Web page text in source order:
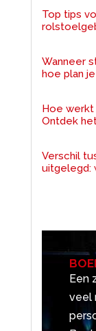
Top tips
Wanneer
hoe plan
Hoe werkt
Ontdek
Verschil
uitgelegd:
Een
veel